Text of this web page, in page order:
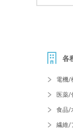
各
電機/
医薬/
食品/
繊維/